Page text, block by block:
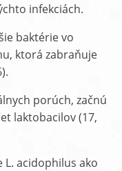
infekciách.
baktérie vo
ktorá zabraňuje
porúch, začnú
laktobacilov (17,
L. acidophilus ako